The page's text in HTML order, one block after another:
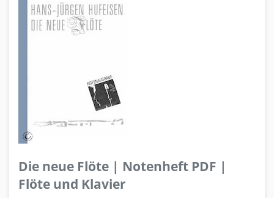
Die neue Flöte | Notenheft PDF |
Flöte und Klavier